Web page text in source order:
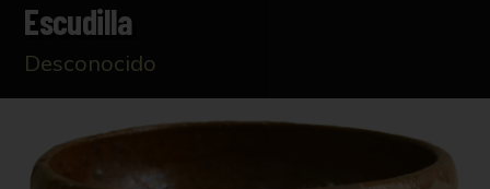
Escudilla
Desconocido